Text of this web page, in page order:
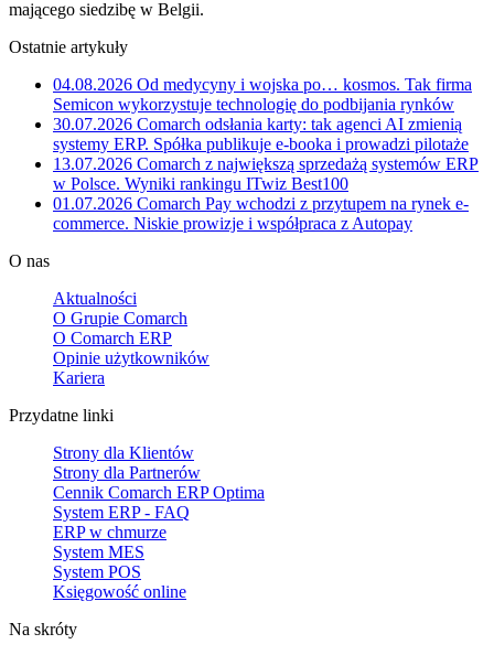
mającego siedzibę w Belgii.
Ostatnie artykuły
04.08.2026 Od medycyny i wojska po… kosmos. Tak firma
Semicon wykorzystuje technologię do podbijania rynków
30.07.2026 Comarch odsłania karty: tak agenci AI zmienią
systemy ERP. Spółka publikuje e-booka i prowadzi pilotaże
13.07.2026 Comarch z największą sprzedażą systemów ERP
w Polsce. Wyniki rankingu ITwiz Best100
01.07.2026 Comarch Pay wchodzi z przytupem na rynek e-
commerce. Niskie prowizje i współpraca z Autopay
O nas
Aktualności
O Grupie Comarch
O Comarch ERP
Opinie użytkowników
Kariera
Przydatne linki
Strony dla Klientów
Strony dla Partnerów
Cennik Comarch ERP Optima
System ERP - FAQ
ERP w chmurze
System MES
System POS
Księgowość online
Na skróty